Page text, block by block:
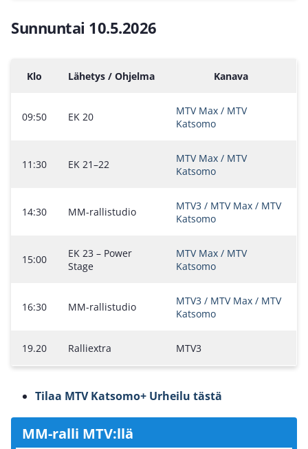
Sunnuntai 10.5.2026
Klo Lähetys / Ohjelma Kanava
09:50 EK 20
MTV Max / MTV
Katsomo
11:30 EK 21–22
MTV Max / MTV
Katsomo
14:30 MM-rallistudio
MTV3 / MTV Max / MTV
Katsomo
15:00
EK 23 – Power
Stage
MTV Max / MTV
Katsomo
16:30 MM-rallistudio
MTV3 / MTV Max / MTV
Katsomo
19.20 Ralliextra MTV3
Tilaa MTV Katsomo+ Urheilu tästä
MM-ralli MTV:llä